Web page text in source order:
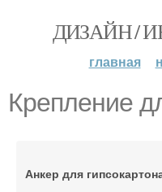
ДИЗАЙН /
главная
Крепление
Анкер для